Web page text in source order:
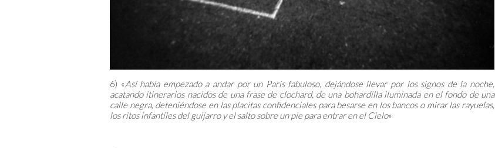
6) «Así había empezado a andar por un París fabuloso, dejándose llevar por los signos de la noche,
acatando itinerarios nacidos de una frase de clochard, de una bohardilla iluminada en el fondo de una
calle negra, deteniéndose en las placitas confidenciales para besarse en los bancos o mirar las rayuelas,
los ritos infantiles del guijarro y el salto sobre un pie para entrar en el Cielo»